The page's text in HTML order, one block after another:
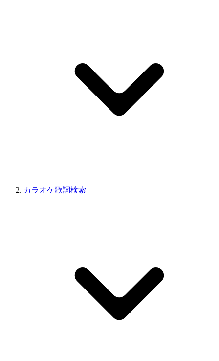
カラオケ歌詞検索